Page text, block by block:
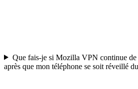
Que fais-je si Mozilla VPN continue de
après que mon téléphone se soit réveillé